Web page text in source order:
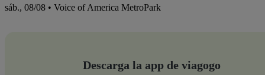
sáb., 08/08 • Voice of America MetroPark
Descarga la app de viagogo